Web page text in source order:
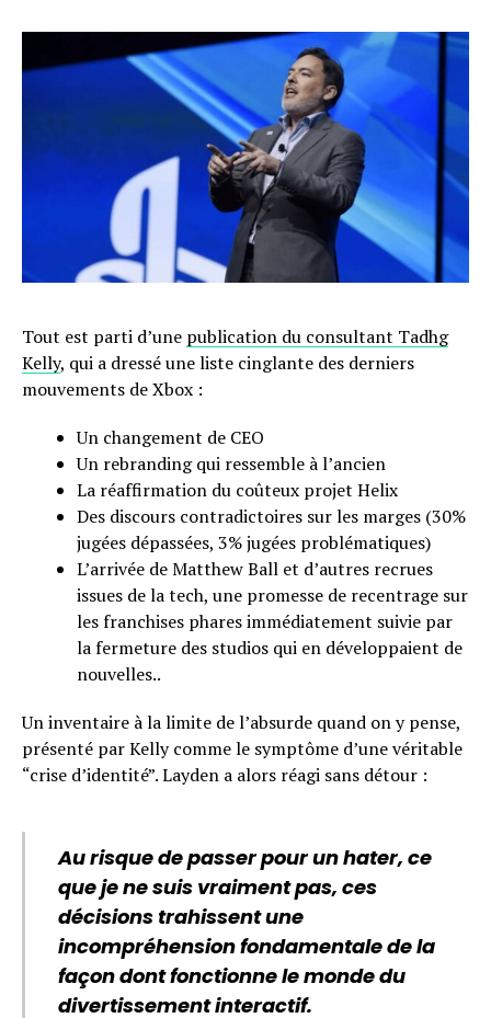
Tout est parti d’une publication du consultant Tadhg
Kelly, qui a dressé une liste cinglante des derniers
mouvements de Xbox :
Un changement de CEO
Un rebranding qui ressemble à l’ancien
La réaffirmation du coûteux projet Helix
Des discours contradictoires sur les marges (30%
jugées dépassées, 3% jugées problématiques)
L’arrivée de Matthew Ball et d’autres recrues
issues de la tech, une promesse de recentrage sur
les franchises phares immédiatement suivie par
la fermeture des studios qui en développaient de
nouvelles..
Un inventaire à la limite de l’absurde quand on y pense,
présenté par Kelly comme le symptôme d’une véritable
“crise d’identité”. Layden a alors réagi sans détour :
Au risque de passer pour un hater, ce
que je ne suis vraiment pas, ces
décisions trahissent une
incompréhension fondamentale de la
façon dont fonctionne le monde du
divertissement interactif.